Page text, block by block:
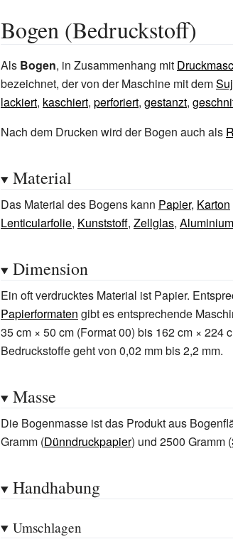
Bogen (Bedruckstoff)
Als Bogen, in Zusammenhang mit
bezeichnet, der von der Maschine mit dem
lackiert, kaschiert, perforiert, gestanzt,
Nach dem Drucken wird der Bogen auch als
Material
Das Material des Bogens kann Papier, Karton
Lenticularfolie, Kunststoff, Zellglas,
Dimension
Ein oft verdrucktes Material ist Papier.
Papierformaten gibt es entsprechende
35cm × 50 cm (Format 00) bis 162cm × 224
Bedruckstoffe geht von 0,02 mm bis 2,2 mm.
Masse
Die Bogenmasse ist das Produkt aus
Gramm (Dünndruckpapier) und 2500 Gramm (
Handhabung
Umschlagen